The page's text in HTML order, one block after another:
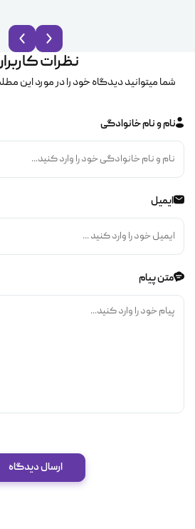
نظرات
شما میتوانید دیدگاه خود را در مورد این
نام و نام خانوادگی
ایمیل
متن پیام
ارسال دیدگاه